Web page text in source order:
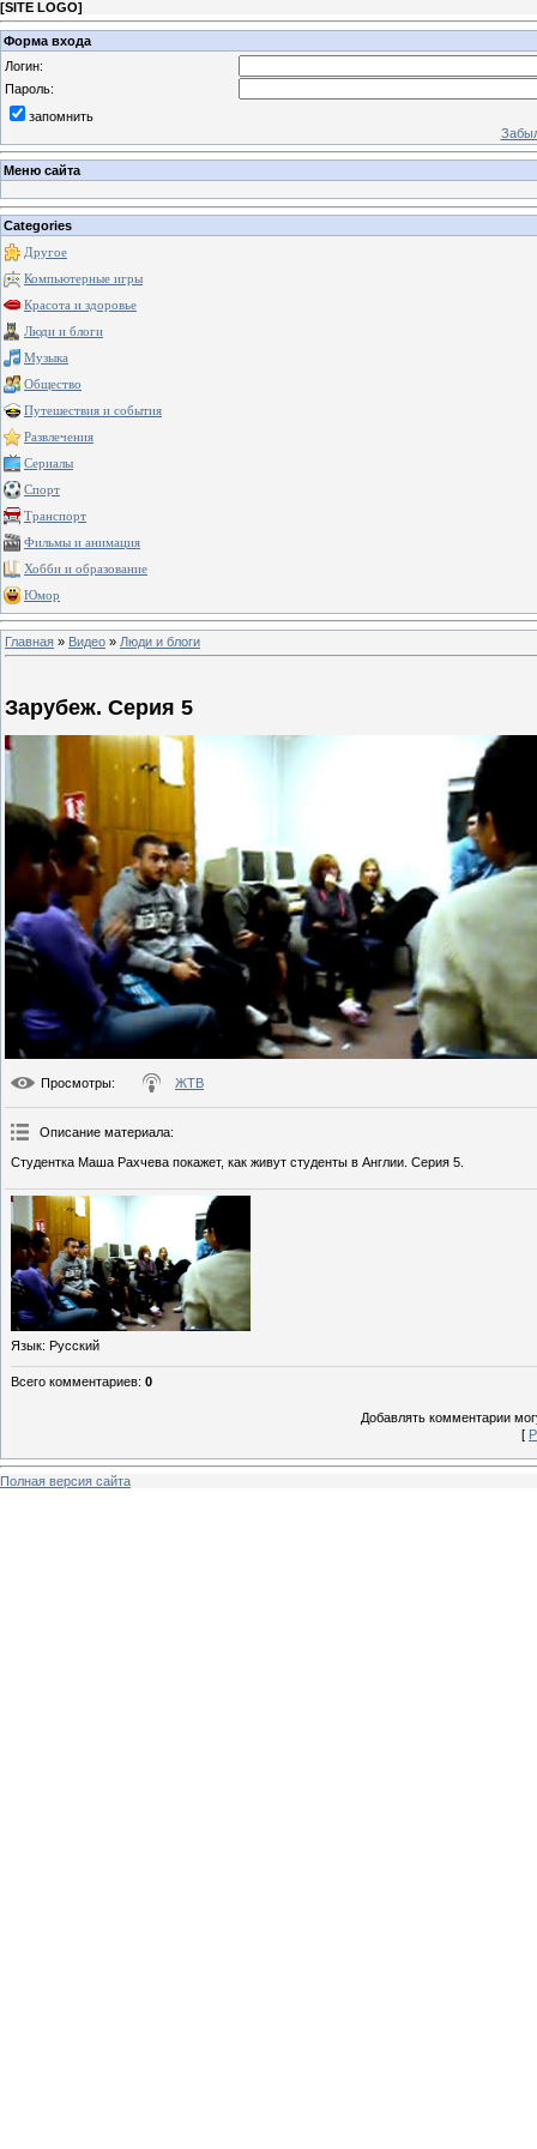
[SITE LOGO]
Форма входа
Логин:
Пароль:
запомнить
Меню сайта
Categories
Другое
Компьютерные игры
Красота и здоровье
Люди и блоги
Музыка
Общество
Путешествия и события
Развлечения
Сериалы
Спорт
Транспорт
Фильмы и анимация
Хобби и образование
Юмор
Главная » Видео » Люди и блоги
Зарубеж. Серия 5
Просмотры: ЖТВ
Описание материала:
Студентка Маша Рахчева покажет, как живут студенты в Англии. Серия 5.
Язык: Русский
Всего комментариев: 0
Добавлять комментарии
[
Полная версия сайта